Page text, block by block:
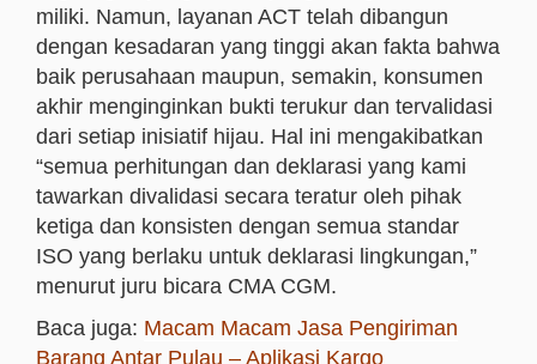
miliki. Namun, layanan ACT telah dibangun
dengan kesadaran yang tinggi akan fakta bahwa
baik perusahaan maupun, semakin, konsumen
akhir menginginkan bukti terukur dan tervalidasi
dari setiap inisiatif hijau. Hal ini mengakibatkan
“semua perhitungan dan deklarasi yang kami
tawarkan divalidasi secara teratur oleh pihak
ketiga dan konsisten dengan semua standar
ISO yang berlaku untuk deklarasi lingkungan,”
menurut juru bicara CMA CGM.
Baca juga: Macam Macam Jasa Pengiriman
Barang Antar Pulau – Aplikasi Kargo